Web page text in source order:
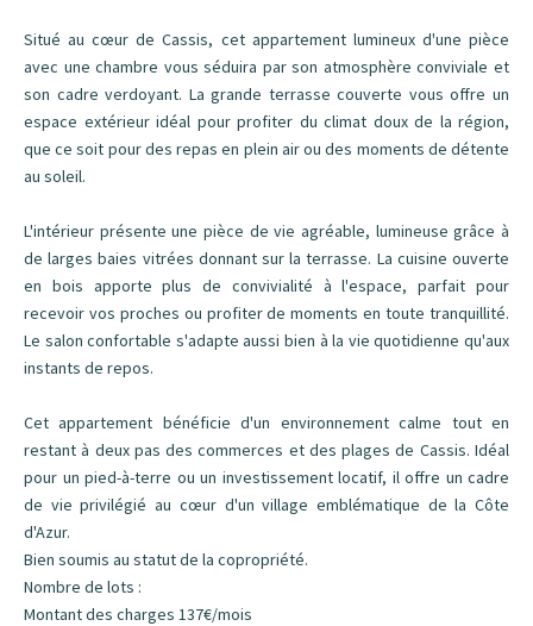
Situé au cœur de Cassis, cet appartement lumineux d'une pièce
avec une chambre vous séduira par son atmosphère conviviale et
son cadre verdoyant. La grande terrasse couverte vous offre un
espace extérieur idéal pour profiter du climat doux de la région,
que ce soit pour des repas en plein air ou des moments de détente
au soleil.
L'intérieur présente une pièce de vie agréable, lumineuse grâce à
de larges baies vitrées donnant sur la terrasse. La cuisine ouverte
en bois apporte plus de convivialité à l'espace, parfait pour
recevoir vos proches ou profiter de moments en toute tranquillité.
Le salon confortable s'adapte aussi bien à la vie quotidienne qu'aux
instants de repos.
Cet appartement bénéficie d'un environnement calme tout en
restant à deux pas des commerces et des plages de Cassis. Idéal
pour un pied-à-terre ou un investissement locatif, il offre un cadre
de vie privilégié au cœur d'un village emblématique de la Côte
d'Azur.
Bien soumis au statut de la copropriété.
Nombre de lots :
Montant des charges 137€/mois